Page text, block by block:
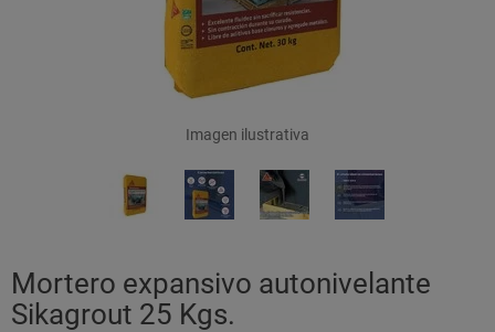
Imagen ilustrativa
Mortero expansivo autonivelante
Sikagrout 25 Kgs.